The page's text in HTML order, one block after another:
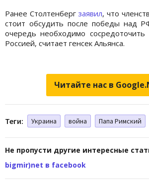
Ранее Столтенбергзаявил, что
стоит обсудить после победы над
очередь необходимо
Россией, считает генсек Альянса.
Читайте нас в
Теги: Украина война Папа Римский
Не пропусти другие интересные
bigmir)net в facebook